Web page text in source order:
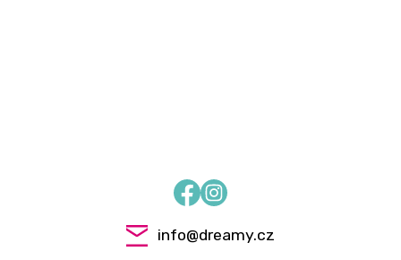
FacebookInstagram
info@dreamy.cz